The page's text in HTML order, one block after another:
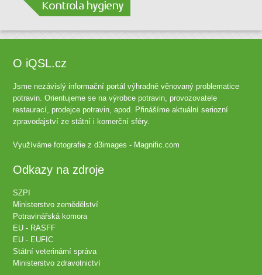
O iQSL.cz
Jsme nezávislý informační portál výhradně věnovaný problematice
potravin. Orientujeme se na výrobce potravin, provozovatele
restaurací, prodejce potravin, apod. Přinášíme aktuální seriozní
zpravodajství ze státní i komerční sféry.
Využíváme fotografie zd3images - Magnific.com
Odkazy na zdroje
SZPI
Ministerstvo zemědělství
Potravinářská komora
EU - RASFF
EU - EUFIC
Státní veterinární správa
Ministerstvo zdravotnictví